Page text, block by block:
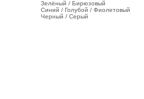
Зелёный / Бирюзовый
Синий / Голубой / Фиолетовый
Черный / Серый